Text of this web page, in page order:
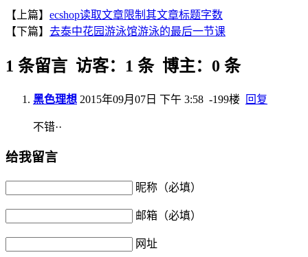
【上篇】 ecshop读取文章限制其文章标题字数
【下篇】 去泰中花园游泳馆游泳的最后一节课
1 条留言 访客：1 条 博主：0 条
黑色理想 2015年09月07日 下午 3:58 -199楼 回复
不错··
给我留言
昵称（必填）
邮箱（必填）
网址